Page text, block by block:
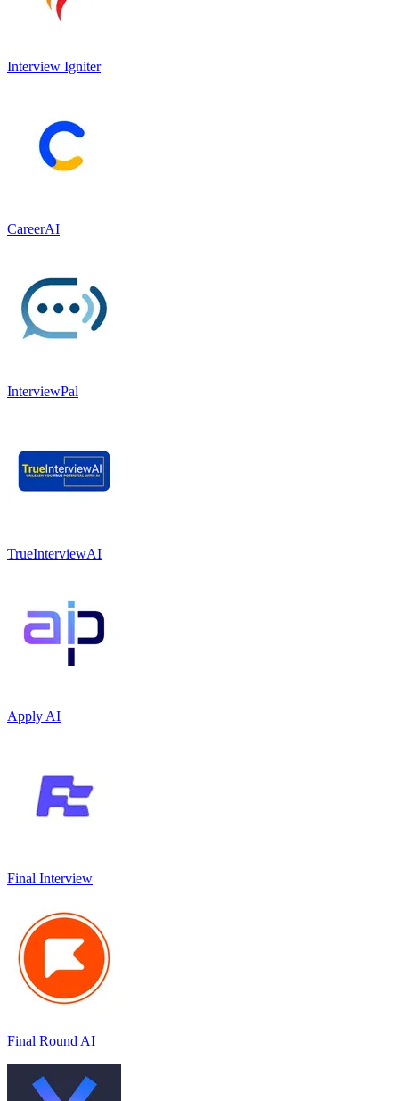
Interview Igniter
CareerAI
InterviewPal
TrueInterviewAI
Apply AI
Final Interview
Final Round AI